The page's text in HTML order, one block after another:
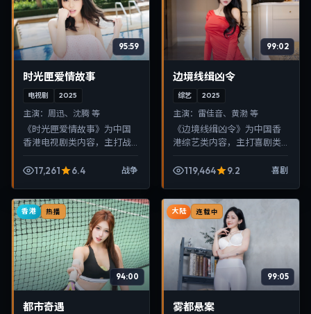
95:59
时光匣爱情故事
电视剧 2025
主演： 周迅、沈腾 等
《时光匣爱情故事》为中国
香港电视剧类内容，主打战
面清晰，适合移动端与电视
17,261 6.4 战争
99:02
边境线缉凶令
综艺 2025
主演： 雷佳音、黄渤 等
《边境线缉凶令》为中国香
港综艺类内容，主打喜剧类
晰，适合移动端与电视端随
119,464 9.2 喜剧
香港 热播
94:00
都市奇遇
大陆 连载中
99:05
雾都悬案